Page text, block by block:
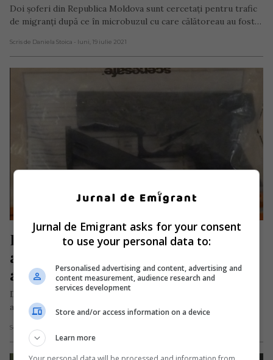
Doi șoferi din Republica Moldova sunt cercetaţi pentru trafic
de migranţi după ce în microbuzul cu care călătoreau au fost…
Scris de Daniela Stoica - luni, 19 iulie 2021
Doi șoferi români de camion
arestați în Anglia, făceau trafic de
arme și imigranți clandestini
Doi bărbați români au fost puși sub arest în Anglia și sunt
acuzați de trafic ilegal de arme și imigranți…
Scris de Mihai Diaconu
Jurnal de Emigrant asks for your consent
to use your personal data to:
Personalised advertising and content, advertising and
content measurement, audience research and
services development
Store and/or access information on a device
Learn more